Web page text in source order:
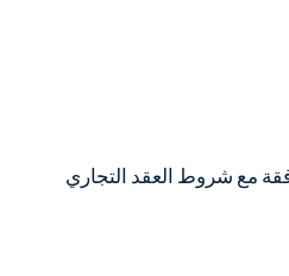
مع شروط العقد التجاري